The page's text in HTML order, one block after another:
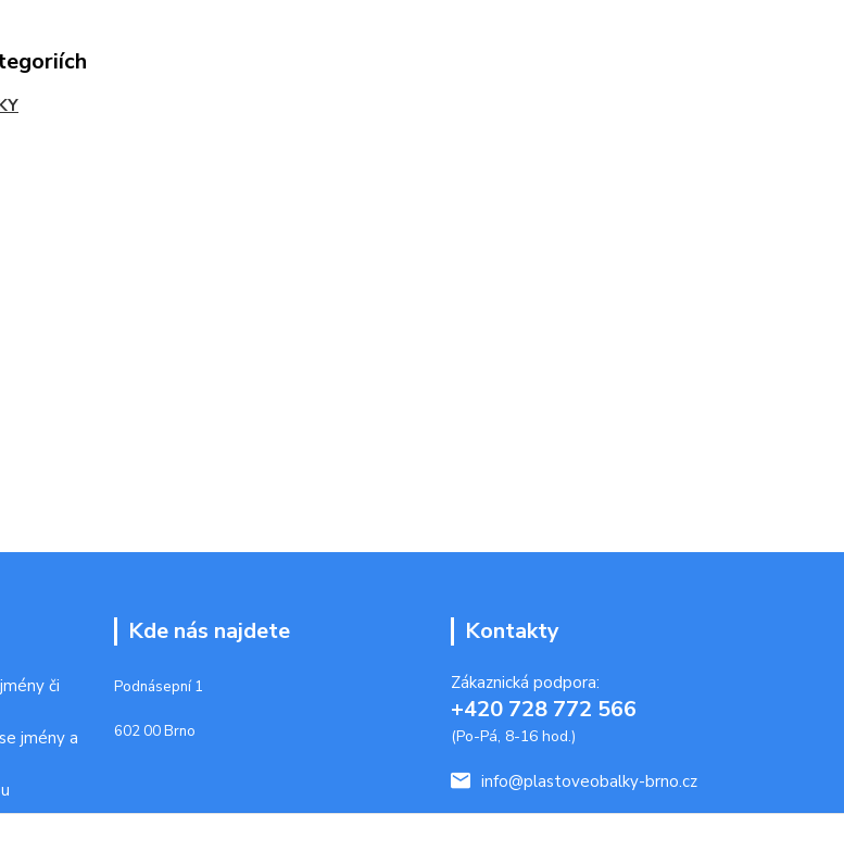
či
jmény a
Kde nás najdete
Podnásepní 1
602 00 Brno
Kontakty
Zákaznická podpora:
+420 728 772 566
(Po-Pá, 8-16 hod.)
info@plastoveobalky-brno.cz